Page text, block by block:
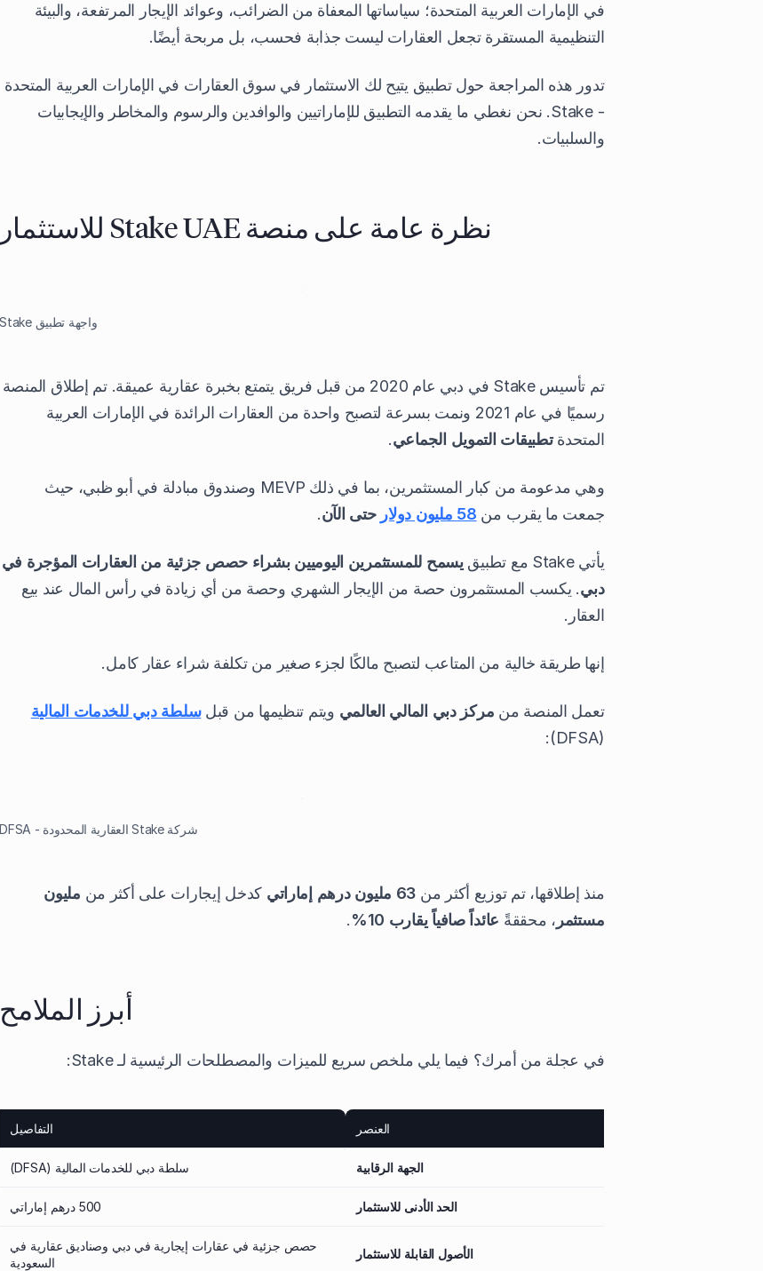
في الإمارات العربية المتحدة؛ سياساتها المعفاة من الضرائب، وعوائد الإيجار المرتفعة، والبيئة
التنظيمية المستقرة تجعل العقارات ليست جذابة فحسب، بل مربحة أيضًا.
تدور هذه المراجعة حول تطبيق يتيح لك الاستثمار في سوق العقارات في الإمارات العربية المتحدة
- Stake. نحن نغطي ما يقدمه التطبيق للإماراتيين والوافدين والرسوم والمخاطر والإيجابيات
والسلبيات.
نظرة عامة على منصة Stake UAE للاستثمار
واجهة تطبيق Stake
تم تأسيس Stake في دبي عام 2020 من قبل فريق يتمتع بخبرة عقارية عميقة. تم إطلاق المنصة
رسميًا في عام 2021 ونمت بسرعة لتصبح واحدة من العقارات الرائدة في الإمارات العربية
المتحدةتطبيقات التمويل الجماعي.
وهي مدعومة من كبار المستثمرين، بما في ذلك MEVP وصندوق مبادلة في أبو ظبي، حيث
جمعت ما يقرب من 58 مليون دولار حتى الآن.
يأتي Stake مع تطبيق
يسمح للمستثمرين اليوميين بشراء حصص جزئية من العقارات المؤجرة في
دبي. يكسب المستثمرون حصة من الإيجار الشهري وحصة من أي زيادة في رأس المال عند بيع
العقار.
إنها طريقة خالية من المتاعب لتصبح مالكًا لجزء صغير من تكلفة شراء عقار كامل.
تعمل المنصة من مركز دبي المالي العالمي ويتم تنظيمها من قبلسلطة دبي للخدمات المالية
(DFSA):
شركة Stake العقارية المحدودة - DFSA
منذ إطلاقها، تم توزيع أكثر من 63 مليون درهم إماراتي كدخل إيجارات على أكثر من مليون
مستثمر ، محققةً عائداً صافياً يقارب 10% .
أبرز الملامح
في عجلة من أمرك؟ فيما يلي ملخص سريع للميزات والمصطلحات الرئيسية لـ Stake:
العنصر التفاصيل
الجهة الرقابية سلطة دبي للخدمات المالية (DFSA)
الحد الأدنى للاستثمار 500 درهم إماراتي
الأصول القابلة للاستثمار
حصص جزئية في عقارات إيجارية في دبي وصناديق عقارية في
السعودية